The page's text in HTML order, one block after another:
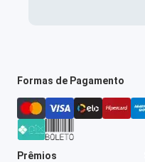
Formas de Pagamento
Prêmios